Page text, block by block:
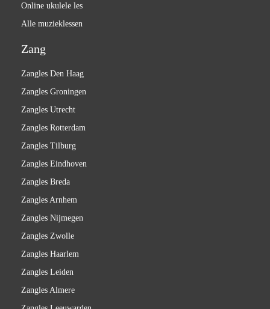
Online ukulele les
Alle muzieklessen
Zang
Zangles Den Haag
Zangles Groningen
Zangles Utrecht
Zangles Rotterdam
Zangles Tilburg
Zangles Eindhoven
Zangles Breda
Zangles Arnhem
Zangles Nijmegen
Zangles Zwolle
Zangles Haarlem
Zangles Leiden
Zangles Almere